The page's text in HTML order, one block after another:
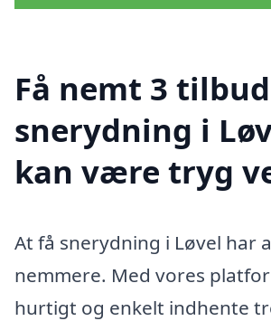
Få nemt 3
snerydning i
kan være tryg
At få snerydning i Løvel har
nemmere. Med vores
hurtigt og enkelt indhente